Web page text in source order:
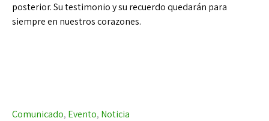
posterior. Su testimonio y su recuerdo quedarán para
siempre en nuestros corazones.
Comunicado, Evento, Noticia